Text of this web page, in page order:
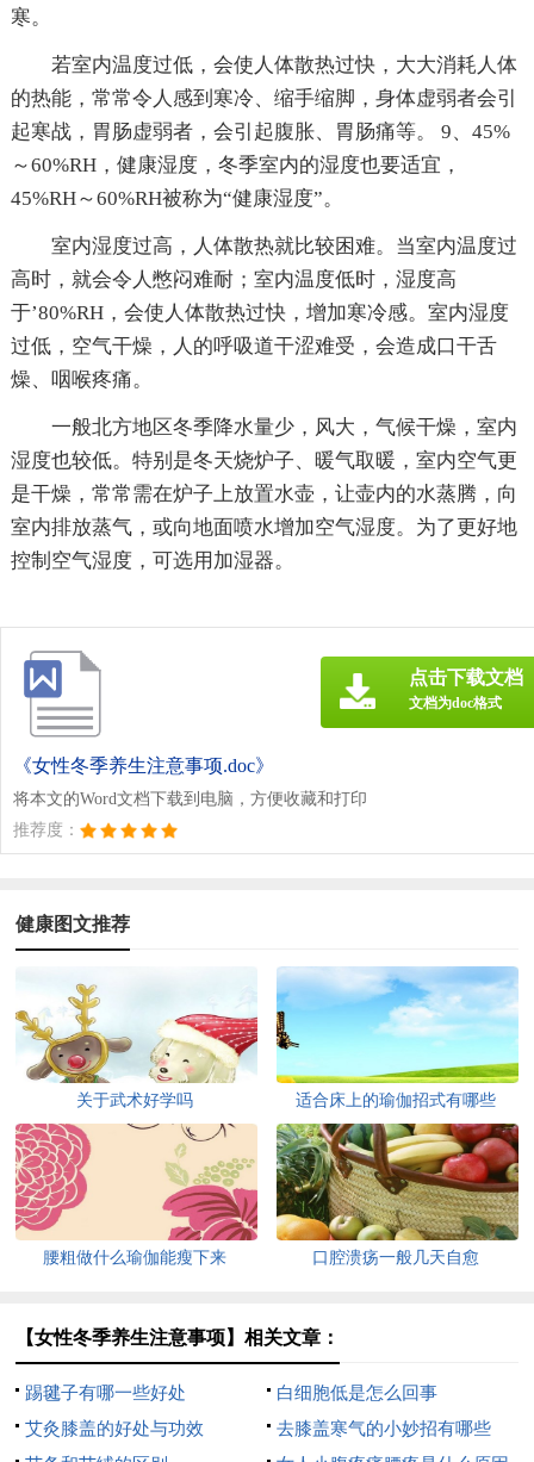
寒。
若室内温度过低，会使人体散热过快，大大消耗人体
的热能，常常令人感到寒冷、缩手缩脚，身体虚弱者会引
起寒战，胃肠虚弱者，会引起腹胀、胃肠痛等。 9、45%
～60%RH，健康湿度，冬季室内的湿度也要适宜，
45%RH～60%RH被称为“健康湿度”。
室内湿度过高，人体散热就比较困难。当室内温度过
高时，就会令人憋闷难耐；室内温度低时，湿度高
于’80%RH，会使人体散热过快，增加寒冷感。室内湿度
过低，空气干燥，人的呼吸道干涩难受，会造成口干舌
燥、咽喉疼痛。
一般北方地区冬季降水量少，风大，气候干燥，室内
湿度也较低。特别是冬天烧炉子、暖气取暖，室内空气更
是干燥，常常需在炉子上放置水壶，让壶内的水蒸腾，向
室内排放蒸气，或向地面喷水增加空气湿度。为了更好地
控制空气湿度，可选用加湿器。
《女性冬季养生注意事项.doc》
将本文的Word文档下载到电脑，方便收藏和打印
推荐度：
点击下载文档
文档为doc格式
健康图文推荐
关于武术好学吗 适合床上的瑜伽招式有哪些
腰粗做什么瑜伽能瘦下来 口腔溃疡一般几天自愈
【女性冬季养生注意事项】相关文章：
踢毽子有哪一些好处
白细胞低是怎么回事
艾灸膝盖的好处与功效
去膝盖寒气的小妙招有哪些